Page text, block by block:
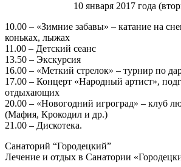
10 января 2017 года
10.00 – «Зимние забавы» – катание на
коньках, лыжах
11.00 – Детский сеанс
13.50 – Экскурсия
16.00 – «Меткий стрелок» – турнир по
17.00 – Концерт «Народный артист»,
отдыхающих
20.00 – «Новогодний игроград» – клуб
(Мафия, Крокодил и др.)
21.00 – Дискотека.
Санаторий “Городецкий”
Лечение и отдых в Санатории